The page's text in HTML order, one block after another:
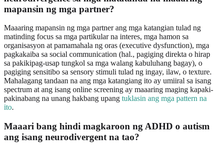
mapansin ng mga partner?
Maaaring mapansin ng mga partner ang mga katangian tulad ng
matinding focus sa mga partikular na interes, mga hamon sa
organisasyon at pamamahala ng oras (executive dysfunction), mga
pagkakaiba sa social communication (hal., pagiging direkta o hirap
sa pakikipag-usap tungkol sa mga walang kabuluhang bagay), o
pagiging sensitibo sa sensory stimuli tulad ng ingay, ilaw, o texture.
Mahalagang tandaan na ang mga katangiang ito ay umiiral sa isang
spectrum at ang isang online screening ay maaaring maging kapaki-
pakinabang na unang hakbang upang tuklasin ang mga pattern na
ito.
Maaari bang hindi magkaroon ng ADHD o autism
ang isang neurodivergent na tao?